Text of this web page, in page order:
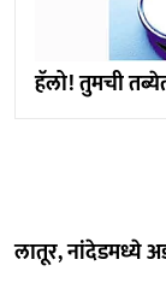
हॅलो! तुमची
लातूर, नांदेडमध्ये